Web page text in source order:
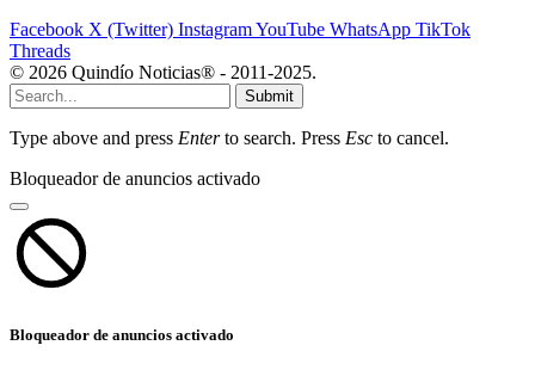
Facebook X (Twitter) InstagramYouTube WhatsApp TikTok
Threads
© 2026 Quindío Noticias® - 2011-2025.
Submit
Type above and press Enterto search. Press Esc to cancel.
Bloqueador de anuncios activado
Bloqueador de anuncios activado